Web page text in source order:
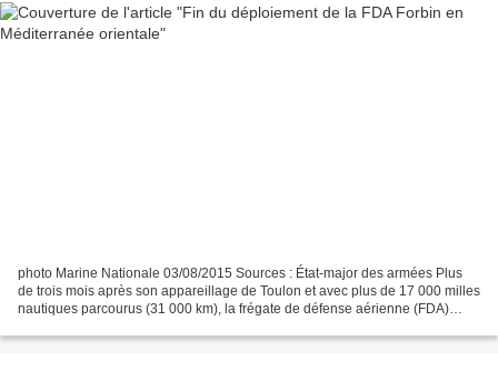
photo Marine Nationale 03/08/2015 Sources : État-major des armées Plus
de trois mois après son appareillage de Toulon et avec plus de 17 000 milles
nautiques parcourus (31 000 km), la frégate de défense aérienne (FDA)